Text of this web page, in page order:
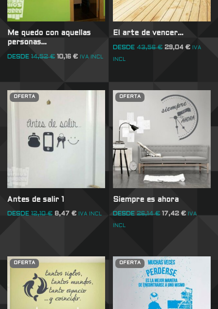
Me quedo con aquellas
personas…
DESDE 14,52€ 10,16 € IVA INCL
El arte de vencer…
DESDE 43,56€ 29,04€ IVA
INCL
OFERTA
Antes de salir 1
DESDE 12,10€ 8,47 € IVA INCL
OFERTA
Siempre es ahora
DESDE 26,14€ 17,42€ IVA
INCL
OFERTA OFERTA